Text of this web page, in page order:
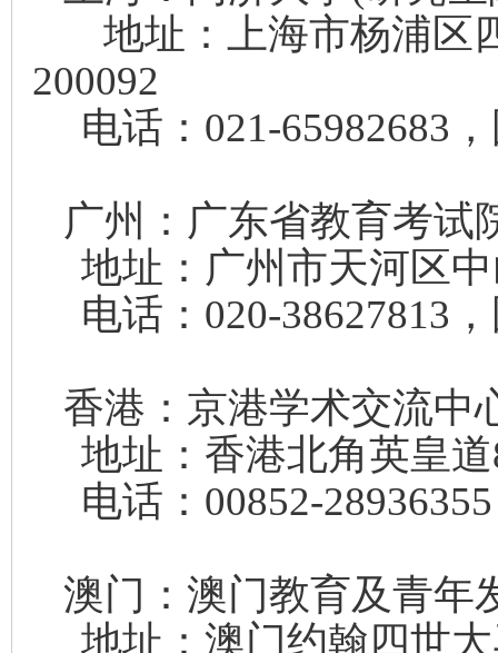
地址：上海市杨浦区
200092
电话：021-65982683
广州：广东省教
地址：广州市天河区
电话：020-38627813
香港：京港学术
地址：香港北角英皇
电话：00852-
澳门：澳门教育及
地址：澳门约翰四世